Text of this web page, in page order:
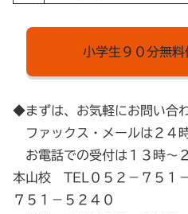
小学生９０分無料
◆まずは、お気軽にお問い合
ファックス・メールは２４
お電話での受付は１３時～
本山校 TEL０５２－７５１
７５１－５２４０